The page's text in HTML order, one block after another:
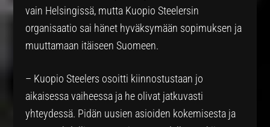
vain Helsingissä, mutta Kuopio Steelersin
organisaatio sai hänet hyväksymään sopimuksen ja
muuttamaan itäiseen Suomeen.
– Kuopio Steelers osoitti kiinnostustaan jo
aikaisessa vaiheessa ja he olivat jatkuvasti
yhteydessä. Pidän uusien asioiden kokemisesta ja